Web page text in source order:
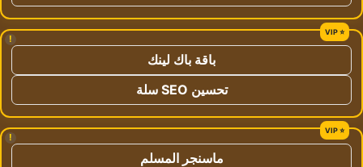
!
باقة باك لينك
تحسين SEO سلة
!
ماسنجر المسلم